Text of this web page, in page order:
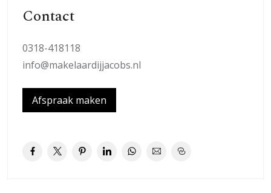
Contact
0318-418118
info@makelaardijjacobs.nl
Afspraak maken